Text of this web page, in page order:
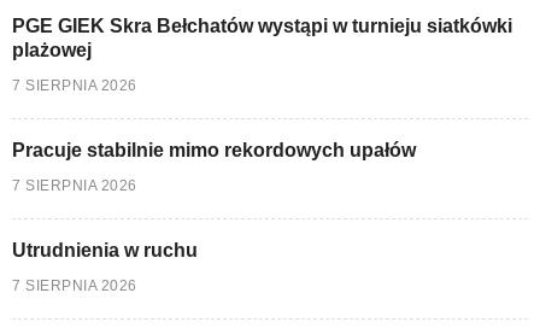
PGE GIEK Skra Bełchatów wystąpi w turnieju siatkówki
plażowej
7 SIERPNIA 2026
Pracuje stabilnie mimo rekordowych upałów
7 SIERPNIA 2026
Utrudnienia w ruchu
7 SIERPNIA 2026